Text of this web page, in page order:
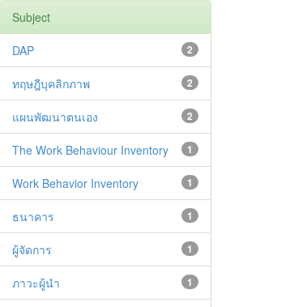
Subject
2
DAP
2
ทฤษฎีบุคลิกภาพ
2
แผนพัฒนาตนเอง
1
The Work Behaviour Inventory
1
Work Behavior Inventory
1
ธนาคาร
1
ผู้จัดการ
1
ภาวะผู้นำ